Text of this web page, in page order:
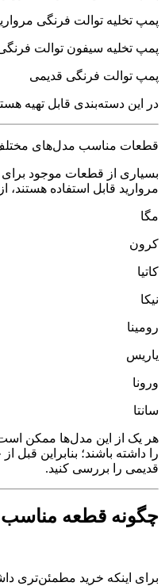
پمپ تخلیه توالت فرنگی
پمپ تخلیه سیفون توالت
پمپ توالت فرنگی قدیمی
در این دسته‌بندی قابل تهیه
قطعات مناسب مدل‌های مختلف
بسیاری از قطعات موجود
مروارید قابل استفاده هستند،
مگا
کرون
کاتیا
نیکا
رومینا
یاریس
ورونا
سانتا
هر یک از این مدل‌ها ممکن
را داشته باشند؛ بنابراین قبل
قدیمی را بررسی کنید.
چگونه قطعه مناسب
برای اینکه خرید مطمئن‌تری